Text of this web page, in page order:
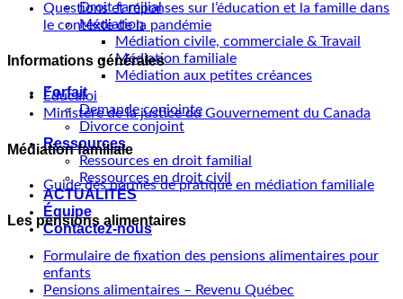
Droit familial
Médiation
Médiation civile, commerciale & Travail
Médiation familiale
Médiation aux petites créances
Forfait
Demande conjointe
Divorce conjoint
Ressources
Ressources en droit familial
Ressources en droit civil
ACTUALITÉS
Équipe
Contactez-nous
Questions et réponses sur l’éducation et la famille dans
le contexte de la pandémie
Informations générales
Éducaloi
Ministère de la justice du Gouvernement du Canada
Médiation familiale
Guide des normes de pratique en médiation familiale
Les pensions alimentaires
Formulaire de fixation des pensions alimentaires pour
enfants
Pensions alimentaires – Revenu Québec